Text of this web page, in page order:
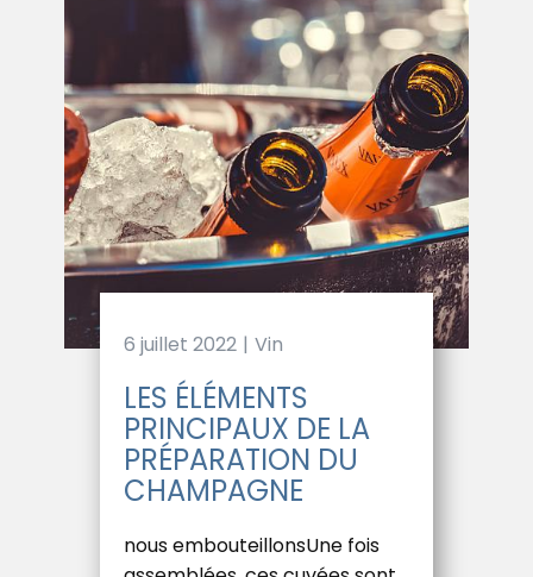
6 juillet 2022 Vin
LES ÉLÉMENTS
PRINCIPAUX DE LA
PRÉPARATION DU
CHAMPAGNE
nous embouteillonsUne fois